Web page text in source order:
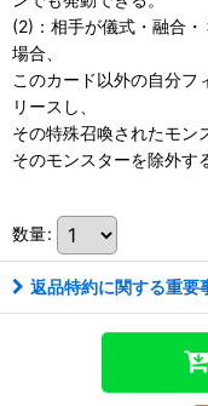
(2)：相手が儀式・融合
場合、
このカード以外の自分フ
リースし、
その特殊召喚されたモン
そのモンスターを除外す
数量:
返品特約に関する重要